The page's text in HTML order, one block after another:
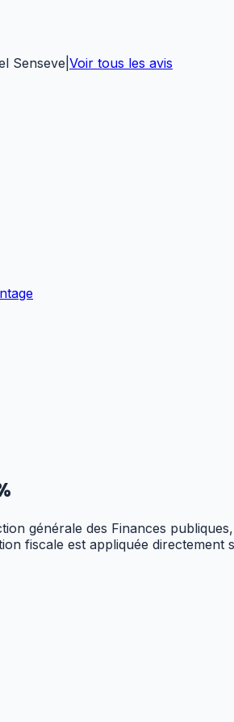
Senseve Voir tous les avis
générale des Finances
fiscale est appliquée